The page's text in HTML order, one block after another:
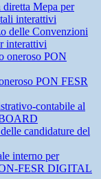
Mepa per
interattivi
delle Convenzioni
interattivi
oneroso PON
PON FESR
contabile al
candidature del
interno per
FESR DIGITAL